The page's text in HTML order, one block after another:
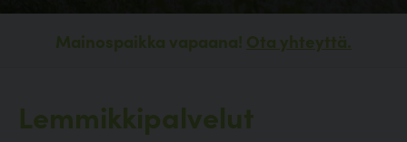
Mainospaikka vapaana! Ota yhteyttä.
Lemmikkipalvelut